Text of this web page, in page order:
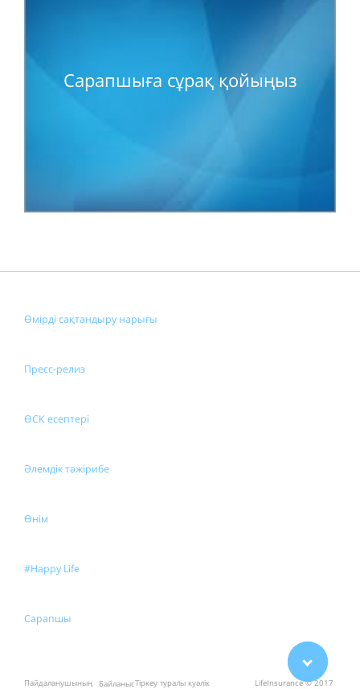
Сарапшыға сұрақ қойыңыз
Өмірді сақтандыру нарығы
Пресс-релиз
ӨСК есептері
Әлемдік тәжірибе
Өнім
#Happy Life
Сарапшы
Пайдаланушының
БайланысТіркеу туралы куәлік
LifeInsurance © 2017